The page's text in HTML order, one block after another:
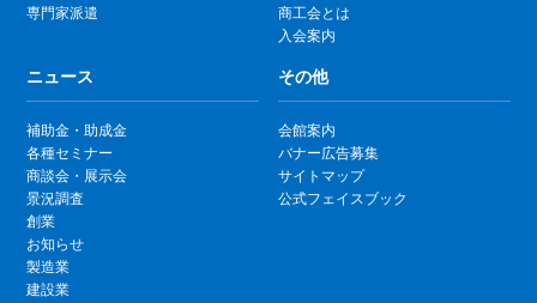
専門家派遣
商工会とは
入会案内
ニュース
補助金・助成金
各種セミナー
商談会・展示会
景況調査
創業
お知らせ
製造業
建設業
その他
会館案内
バナー広告募集
サイトマップ
公式フェイスブック